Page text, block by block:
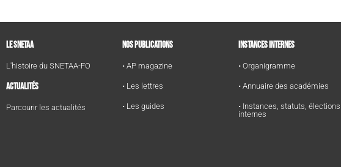
LE SNETAA
L'histoire du SNETAA-FO
ACTUALITÉS
Parcourir les actualités
NOS PUBLICATIONS
• AP magazine
• Les lettres
• Les guides
INSTANCES INTERNES
• Organigramme
• Annuaire des académies
• Instances, statuts, élections
internes